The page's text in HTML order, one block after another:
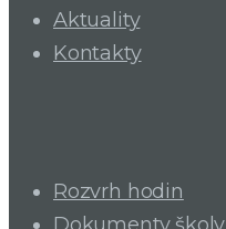
Aktuality
Kontakty
Rozvrh hodin